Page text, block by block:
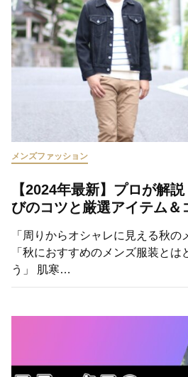
メンズファッション
【2024年最新】プロが解
びのコツと厳選アイテム＆
「周りからオシャレに見える秋の
「秋におすすめのメンズ服装と
う」 肌寒…